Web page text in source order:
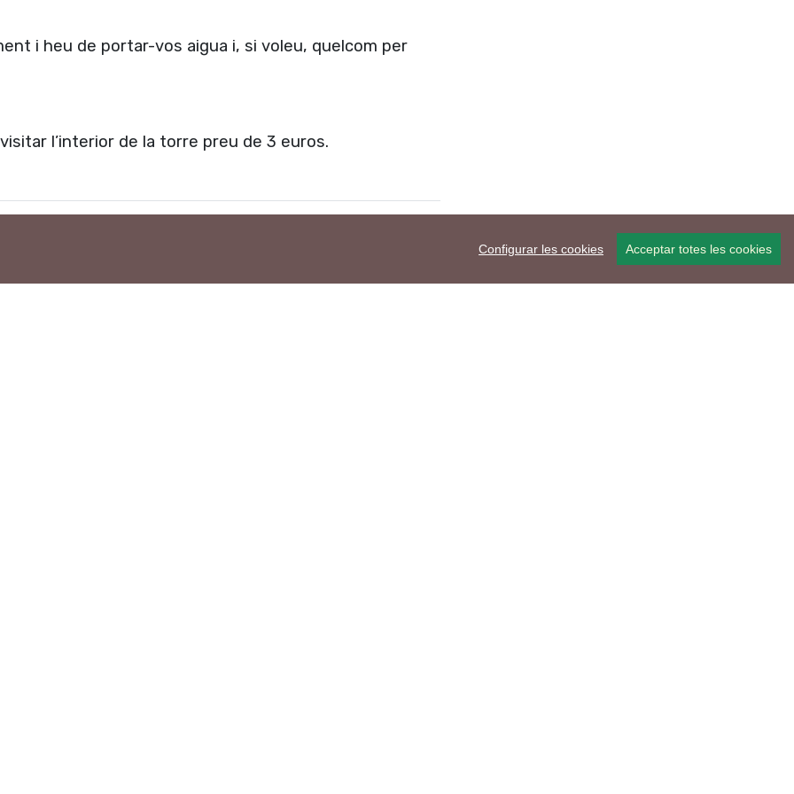
Configurar les cookies Acceptar totes les cookies
i heu de portar-vos aigua i, si voleu, quelcom per
l’interior de la torre preu de 3 euros.